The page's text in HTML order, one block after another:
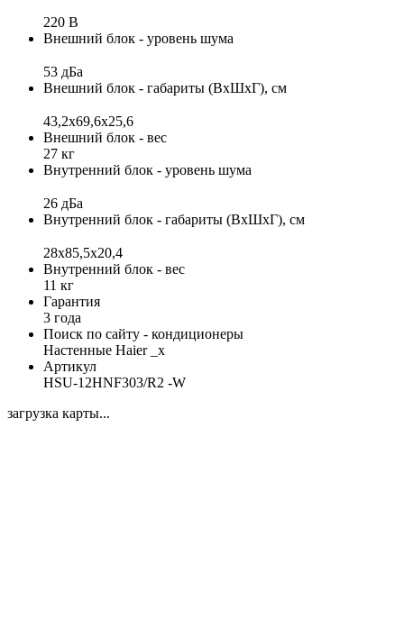
220 В
Внешний блок - уровень шума
53 дБа
Внешний блок - габариты (ВхШхГ), см
43,2x69,6x25,6
Внешний блок - вес
27 кг
Внутренний блок - уровень шума
26 дБа
Внутренний блок - габариты (ВхШхГ), см
28x85,5x20,4
Внутренний блок - вес
11 кг
Гарантия
3 года
Поиск по сайту - кондиционеры
Настенные Haier _x
Артикул
HSU-12HNF303/R2 -W
загрузка карты...